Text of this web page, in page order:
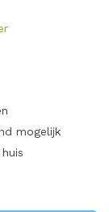
mogelijk